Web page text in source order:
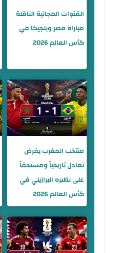
القنوات المجانية الناقلة
مباراة مصر وبلجيكا في
كأس العالم 2026
منتخب المغرب يفرض
تعادل تاريخياً ومستحقاً
على نظيره البرازيلي في
كأس العالم 2026